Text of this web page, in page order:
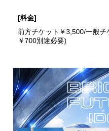
[料金]
前方チケット￥3,500/一般
￥700別途必要)